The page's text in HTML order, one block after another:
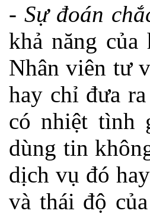
- Sự đoán
khả năng
Nhân viên tư
hay chỉ đưa
có nhiệt tình
dùng tin
dịch vụ đó
và thái độ